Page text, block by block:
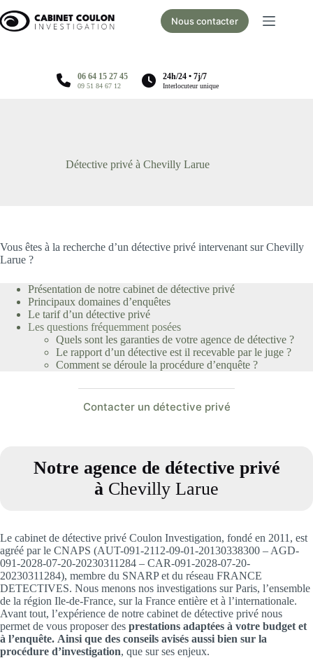
au
contenu
Nous contacter
06 64 15 27 45
09 51 84 67 12
24h/24 • 7j/7
Interlocuteur unique
Détective privé à Chevilly Larue
Vous êtes à la recherche d’un détective privé intervenant sur Chevilly
Larue ?
Présentation de notre cabinet de détective privé
Principaux domaines d’enquêtes
Le tarif d’un détective privé
Les questions fréquemment posées
Quels sont les garanties de votre agence de détective ?
Le rapport d’un détective est il recevable par le juge ?
Comment se déroule la procédure d’enquête ?
Contacter un détective privé
Notre agence de détective privé
à Chevilly Larue
Le cabinet de détective privé Coulon Investigation, fondé en 2011, est
agréé par le CNAPS (AUT-091-2112-09-01-20130338300 – AGD-
091-2028-07-20-20230311284 – CAR-091-2028-07-20-
20230311284), membre du SNARP et du réseau FRANCE
DETECTIVES. Nous menons nos investigations sur Paris, l’ensemble
de la région Ile-de-France, sur la France entière et à l’internationale.
Avant tout, l’expérience de notre cabinet de détective privé nous
permet de vous proposer des prestations adaptées à votre budget et
à l’enquête. Ainsi que des conseils avisés aussi bien sur la
procédure d’investigation, que sur ses enjeux.